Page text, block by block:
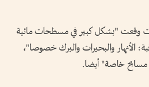
وقعت "بشكل كبير في مسطحات مائية
الأنهار والبحيرات والبرك خصوصا"،
خاصة" أيضا.